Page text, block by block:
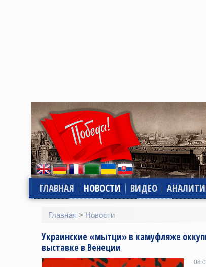
ГЛАВНАЯ НОВОСТИ ВИДЕО
Главная > Новости
Украинские «мытци» в камуфляже
выставке в Венеции